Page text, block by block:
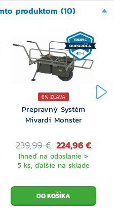
modelov
Anti-FRAP, ktoré
zlomeniu
zo strojovo obrábaného
Fuji objímkami
korku
produktom (10)
6% ZĽAVA
Prepravný Systém
Mivardi Monster
239,99 € 224,96 €
Ihneď na odoslanie >
5 ks, ďalšie na sklade